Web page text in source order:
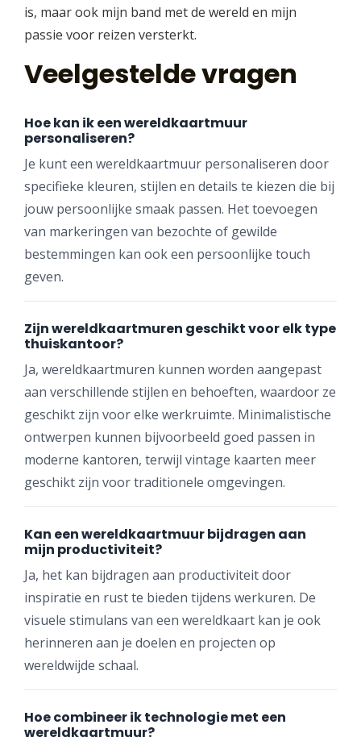
is, maar ook mijn band met de wereld en mijn
passie voor reizen versterkt.
Veelgestelde vragen
Hoe kan ik een wereldkaartmuur
personaliseren?
Je kunt een wereldkaartmuur personaliseren door
specifieke kleuren, stijlen en details te kiezen die bij
jouw persoonlijke smaak passen. Het toevoegen
van markeringen van bezochte of gewilde
bestemmingen kan ook een persoonlijke touch
geven.
Zijn wereldkaartmuren geschikt voor elk type
thuiskantoor?
Ja, wereldkaartmuren kunnen worden aangepast
aan verschillende stijlen en behoeften, waardoor ze
geschikt zijn voor elke werkruimte. Minimalistische
ontwerpen kunnen bijvoorbeeld goed passen in
moderne kantoren, terwijl vintage kaarten meer
geschikt zijn voor traditionele omgevingen.
Kan een wereldkaartmuur bijdragen aan
mijn productiviteit?
Ja, het kan bijdragen aan productiviteit door
inspiratie en rust te bieden tijdens werkuren. De
visuele stimulans van een wereldkaart kan je ook
herinneren aan je doelen en projecten op
wereldwijde schaal.
Hoe combineer ik technologie met een
wereldkaartmuur?